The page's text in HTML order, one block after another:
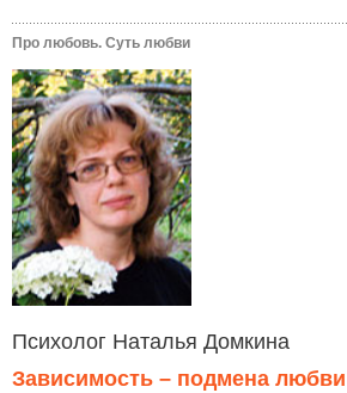
Про любовь. Суть любви
Психолог Наталья Домкина
Зависимость – подмена любви